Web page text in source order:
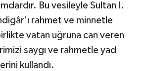
Bu vesileyle Sultan I.
rahmet ve minnetle
vatan uğruna can veren
saygı ve rahmetle yad
kullandı.